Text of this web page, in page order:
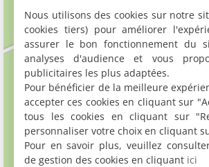
Nous utilisons des cookies sur notre
cookies tiers) pour améliorer
assurer le bon fonctionnement du
analyses d'audience et vous
publicitaires les plus adaptées.
Pour bénéficier de la meilleure
accepter ces cookies en cliquant sur
tous les cookies en cliquant sur
personnaliser votre choix en cliquant
Pour en savoir plus, veuillez
de gestion des cookies en cliquant ici